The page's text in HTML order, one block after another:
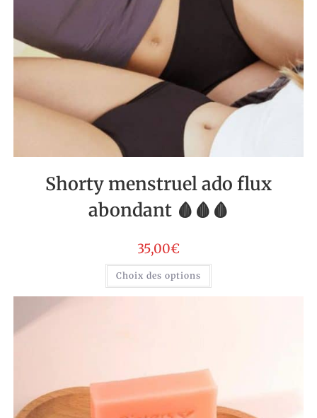
Shorty menstruel ado flux
abondant 🩸🩸🩸
35,00€
Choix des options